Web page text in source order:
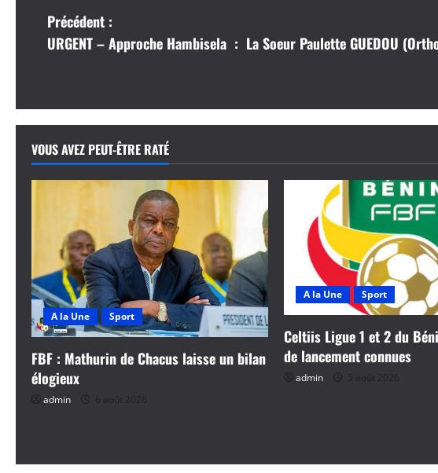
N
a
i
g
a
i
o
n
d
’
r
Précédent :
URGENT – Approche Hambisela : La Soeur Paulette GUEDOU
VOUS AVEZ PEUT-ÊTRE RATÉ
A la Une Sport
FBF : Mathurin de Chacus laisse un bilan
élogieux
admin 6 août 2026
A la Une Sport
Celtiis Ligue 1 et 2 du
de lancement connues
admin 5 août 2026